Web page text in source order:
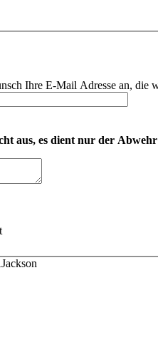
Ihre E-Mail Adresse an, die
aus, es dient nur der